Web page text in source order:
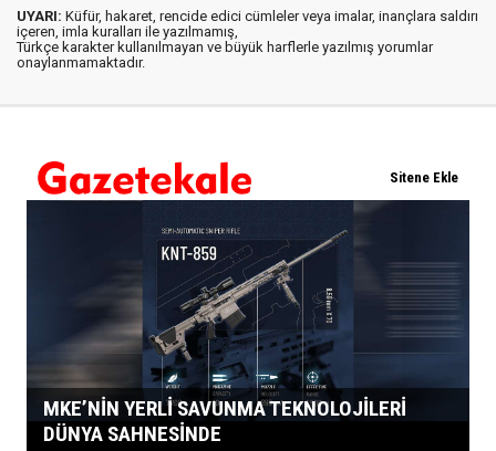
UYARI: Küfür, hakaret, rencide edici cümleler veya imalar, inançlara saldırı
içeren, imla kuralları ile yazılmamış,
Türkçe karakter kullanılmayan ve büyük harflerle yazılmış yorumlar
onaylanmamaktadır.